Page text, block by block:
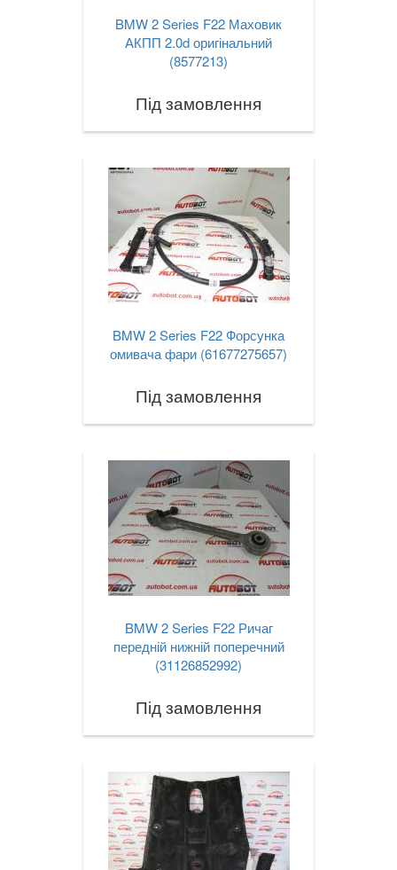
BMW 2 Series F22 Маховик
АКПП 2.0d оригінальний
(8577213)
Під замовлення
BMW 2 Series F22 Форсунка
омивача фари (61677275657)
Під замовлення
BMW 2 Series F22 Ричаг
передній нижній поперечний
(31126852992)
Під замовлення